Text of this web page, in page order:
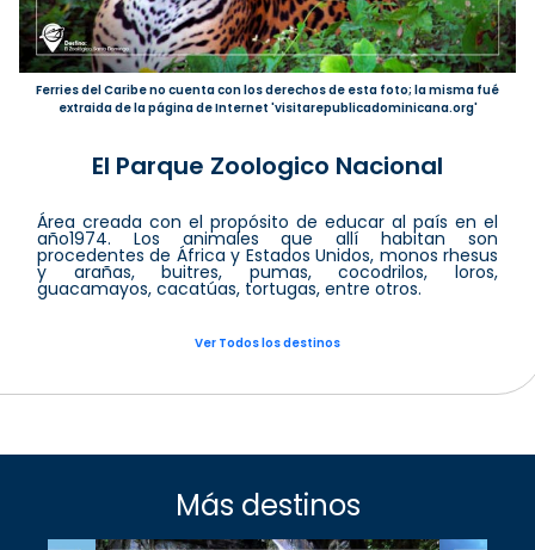
Ferries del Caribe no cuenta con los derechos de esta foto; la misma fué
extraida de la página de Internet 'visitarepublicadominicana.org'
El Parque Zoologico Nacional
Área creada con el propósito de educar al país en el
año1974. Los animales que allí habitan son
procedentes de África y Estados Unidos, monos rhesus
y arañas, buitres, pumas, cocodrilos, loros,
guacamayos, cacatúas, tortugas, entre otros.
Ver Todos los destinos
Más destinos